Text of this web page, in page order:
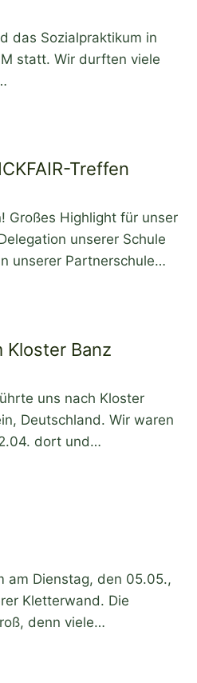
das Sozialpraktikum in
statt. Wir durften viele
Treffen
Großes Highlight für unser
unserer Schule
unserer Partnerschule…
Kloster Banz
uns nach Kloster
Deutschland. Wir waren
dort und…
am Dienstag, den 05.05.,
Kletterwand. Die
denn viele…